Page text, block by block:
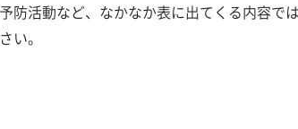
防活動など、なかなか表に出てくる内容
い。